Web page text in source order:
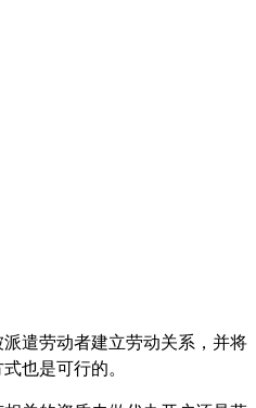
遣劳动者建立劳动关系，并将
也是可行的。